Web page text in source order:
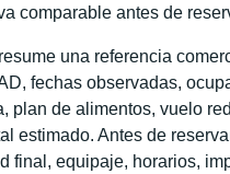
comparable antes de
una referencia
fechas observadas,
plan de alimentos, vuelo
estimado. Antes de
final, equipaje, horarios,